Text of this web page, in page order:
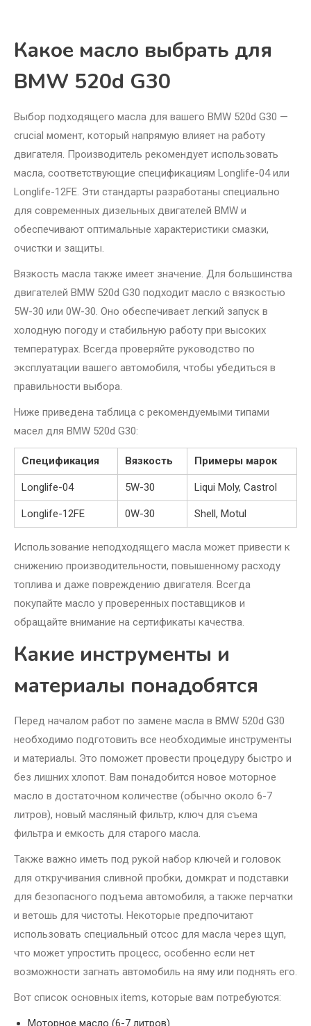
Какое масло выбрать для
BMW 520d G30
Выбор подходящего масла для вашего BMW 520d G30 —
crucial момент, который напрямую влияет на работу
двигателя. Производитель рекомендует использовать
масла, соответствующие спецификациям Longlife-04 или
Longlife-12FE. Эти стандарты разработаны специально
для современных дизельных двигателей BMW и
обеспечивают оптимальные характеристики смазки,
очистки и защиты.
Вязкость масла также имеет значение. Для большинства
двигателей BMW 520d G30 подходит масло с вязкостью
5W-30 или 0W-30. Оно обеспечивает легкий запуск в
холодную погоду и стабильную работу при высоких
температурах. Всегда проверяйте руководство по
эксплуатации вашего автомобиля, чтобы убедиться в
правильности выбора.
Ниже приведена таблица с рекомендуемыми типами
масел для BMW 520d G30:
Спецификация Вязкость Примеры марок
Longlife-04 5W-30 Liqui Moly, Castrol
Longlife-12FE 0W-30 Shell, Motul
Использование неподходящего масла может привести к
снижению производительности, повышенному расходу
топлива и даже повреждению двигателя. Всегда
покупайте масло у проверенных поставщиков и
обращайте внимание на сертификаты качества.
Какие инструменты и
материалы понадобятся
Перед началом работ по замене масла в BMW 520d G30
необходимо подготовить все необходимые инструменты
и материалы. Это поможет провести процедуру быстро и
без лишних хлопот. Вам понадобится новое моторное
масло в достаточном количестве (обычно около 6-7
литров), новый масляный фильтр, ключ для съема
фильтра и емкость для старого масла.
Также важно иметь под рукой набор ключей и головок
для откручивания сливной пробки, домкрат и подставки
для безопасного подъема автомобиля, а также перчатки
и ветошь для чистоты. Некоторые предпочитают
использовать специальный отсос для масла через щуп,
что может упростить процесс, особенно если нет
возможности загнать автомобиль на яму или поднять его.
Вот список основных items, которые вам потребуются: